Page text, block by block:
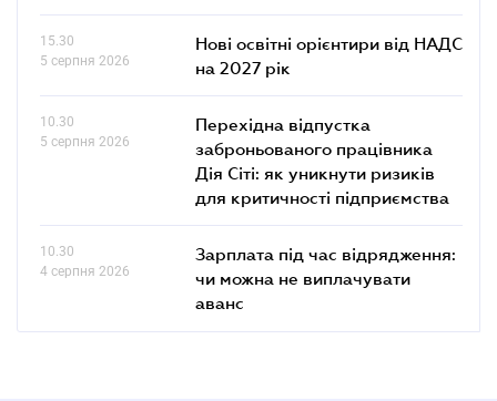
15.30
5 серпня 2026
Нові освітні орієнтири від НАДС
на 2027 рік
10.30
5 серпня 2026
Перехідна відпустка
заброньованого працівника
Дія Сіті: як уникнути ризиків
для критичності підприємства
10.30
4 серпня 2026
Зарплата під час відрядження:
чи можна не виплачувати
аванс